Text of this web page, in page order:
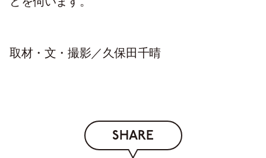
取材・文・撮影／久保田千晴
SHARE